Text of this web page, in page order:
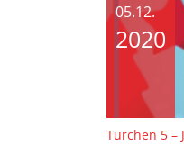
05.12.
2020
Türchen 5 –